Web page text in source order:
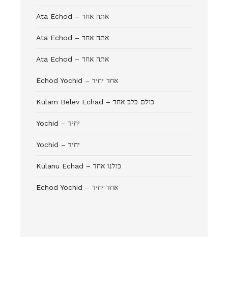
Ata Echod – אתה אחד
Ata Echod – אתה אחד
Ata Echod – אתה אחד
Echod Yochid – אחד יחיד
Kulam Belev Echad – כולם בלב אחד
Yochid – יחיד
Yochid – יחיד
Kulanu Echad – כולנו אחד
Echod Yochid – אחד יחיד